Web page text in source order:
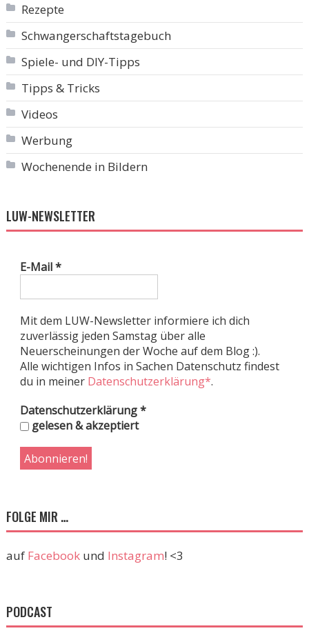
Rezepte
Schwangerschaftstagebuch
Spiele- und DIY-Tipps
Tipps & Tricks
Videos
Werbung
Wochenende in Bildern
LUW-NEWSLETTER
E-Mail*
Mit dem LUW-Newsletter informiere ich dich
zuverlässig jeden Samstag über alle
Neuerscheinungen der Woche auf dem Blog :).
Alle wichtigen Infos in Sachen Datenschutz findest
du in meiner Datenschutzerklärung*.
Datenschutzerklärung*
gelesen & akzeptiert
FOLGE MIR …
auf Facebookund Instagram! <3
PODCAST